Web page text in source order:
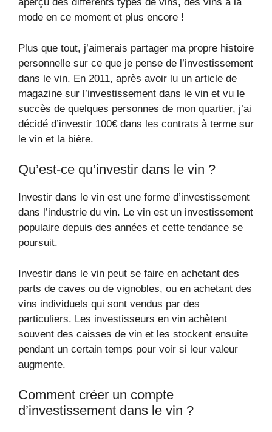
mode en ce moment et plus encore !
Plus que tout, j’aimerais partager ma propre histoire
personnelle sur ce que je pense de l’investissement
dans le vin. En 2011, après avoir lu un article de
magazine sur l’investissement dans le vin et vu le
succès de quelques personnes de mon quartier, j’ai
décidé d’investir 100€ dans les contrats à terme sur
le vin et la bière.
Qu’est-ce qu’investir dans le vin ?
Investir dans le vin est une forme d’investissement
dans l’industrie du vin. Le vin est un investissement
populaire depuis des années et cette tendance se
poursuit.
Investir dans le vin peut se faire en achetant des
parts de caves ou de vignobles, ou en achetant des
vins individuels qui sont vendus par des
particuliers. Les investisseurs en vin achètent
souvent des caisses de vin et les stockent ensuite
pendant un certain temps pour voir si leur valeur
augmente.
Comment créer un compte
d’investissement dans le vin ?